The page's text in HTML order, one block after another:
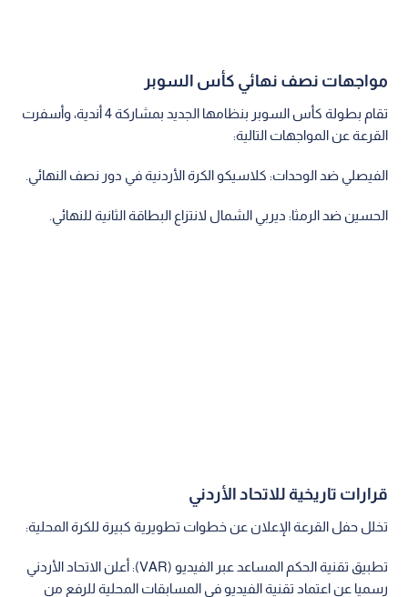
مواجهات نصف نهائي كأس السوبر
تقام بطولة كأس السوبر بنظامها الجديد بمشاركة 4 أندية، وأسفرت
القرعة عن المواجهات التالية:
الفيصلي ضد الوحدات: كلاسيكو الكرة الأردنية في دور نصف النهائي.
الحسين ضد الرمثا: ديربي الشمال لانتزاع البطاقة الثانية للنهائي.
قرارات تاريخية للاتحاد الأردني
تخلل حفل القرعة الإعلان عن خطوات تطويرية كبيرة للكرة المحلية:
تطبيق تقنية الحكم المساعد عبر الفيديو (VAR): أعلن الاتحاد الأردني
رسميا عن اعتماد تقنية الفيديو في المسابقات المحلية للرفع من